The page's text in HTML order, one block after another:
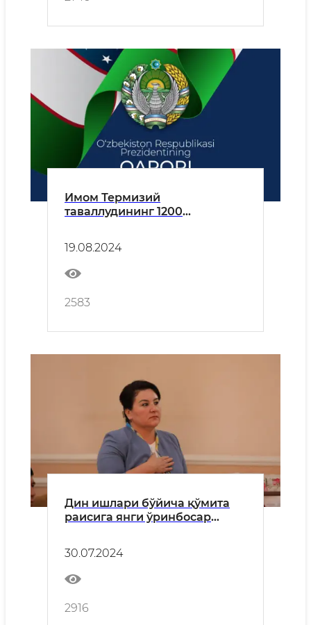
Имом Термизий
таваллудининг 1200
19.08.2024
2583
Дин ишлари бўйича қўмита
раисига янги ўринбосар
30.07.2024
2916